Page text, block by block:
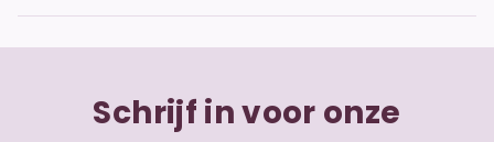
Schrijf in voor onze